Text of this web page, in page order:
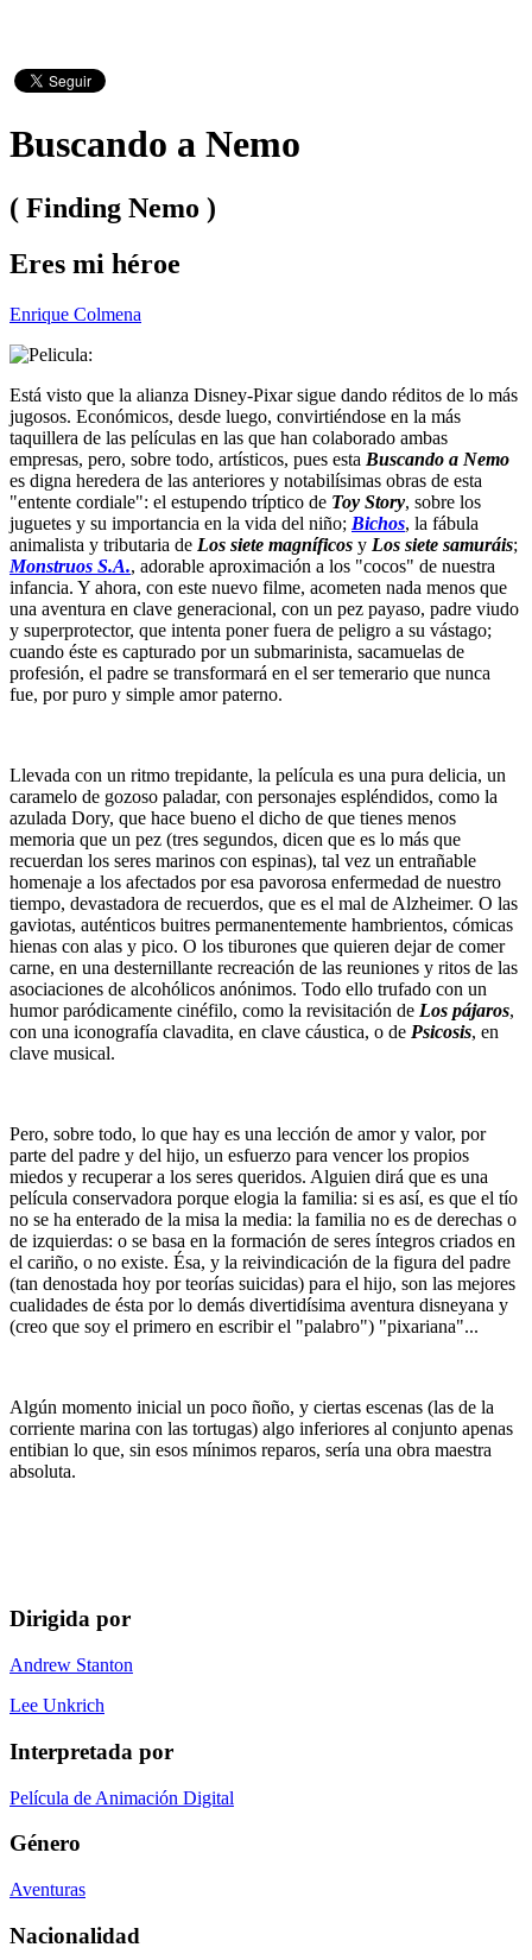
Buscando a Nemo
( Finding Nemo )
Eres mi héroe
Enrique Colmena
Está visto que la alianza Disney-Pixar sigue dando réditos de lo más
jugosos. Económicos, desde luego, convirtiéndose en la más
taquillera de las películas en las que han colaborado ambas
empresas, pero, sobre todo, artísticos, pues esta Buscando a Nemo
es digna heredera de las anteriores y notabilísimas obras de esta
"entente cordiale": el estupendo tríptico de Toy Story, sobre los
juguetes y su importancia en la vida del niño; Bichos, la fábula
animalista y tributaria de Los siete magníficos y Los siete samuráis;
Monstruos S.A., adorable aproximación a los "cocos" de nuestra
infancia. Y ahora, con este nuevo filme, acometen nada menos que
una aventura en clave generacional, con un pez payaso, padre viudo
y superprotector, que intenta poner fuera de peligro a su vástago;
cuando éste es capturado por un submarinista, sacamuelas de
profesión, el padre se transformará en el ser temerario que nunca
fue, por puro y simple amor paterno.
Llevada con un ritmo trepidante, la película es una pura delicia, un
caramelo de gozoso paladar, con personajes espléndidos, como la
azulada Dory, que hace bueno el dicho de que tienes menos
memoria que un pez (tres segundos, dicen que es lo más que
recuerdan los seres marinos con espinas), tal vez un entrañable
homenaje a los afectados por esa pavorosa enfermedad de nuestro
tiempo, devastadora de recuerdos, que es el mal de Alzheimer. O las
gaviotas, auténticos buitres permanentemente hambrientos, cómicas
hienas con alas y pico. O los tiburones que quieren dejar de comer
carne, en una desternillante recreación de las reuniones y ritos de las
asociaciones de alcohólicos anónimos. Todo ello trufado con un
humor paródicamente cinéfilo, como la revisitación de Los pájaros,
con una iconografía clavadita, en clave cáustica, o de Psicosis, en
clave musical.
Pero, sobre todo, lo que hay es una lección de amor y valor, por
parte del padre y del hijo, un esfuerzo para vencer los propios
miedos y recuperar a los seres queridos. Alguien dirá que es una
película conservadora porque elogia la familia: si es así, es que el tío
no se ha enterado de la misa la media: la familia no es de derechas o
de izquierdas: o se basa en la formación de seres íntegros criados en
el cariño, o no existe. Ésa, y la reivindicación de la figura del padre
(tan denostada hoy por teorías suicidas) para el hijo, son las mejores
cualidades de ésta por lo demás divertidísima aventura disneyana y
(creo que soy el primero en escribir el "palabro") "pixariana"...
Algún momento inicial un poco ñoño, y ciertas escenas (las de la
corriente marina con las tortugas) algo inferiores al conjunto apenas
entibian lo que, sin esos mínimos reparos, sería una obra maestra
absoluta.
Dirigida por
Andrew Stanton
Lee Unkrich
Interpretada por
Película de Animación Digital
Género
Aventuras
Nacionalidad